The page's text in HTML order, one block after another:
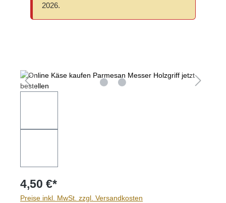
2026.
Bildergalerie überspringen
4,50 €*
Preise inkl. MwSt. zzgl. Versandkosten